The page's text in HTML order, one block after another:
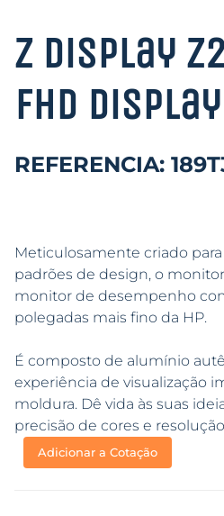
Z Display
FHD
REFERENCIA:
Meticulosamente criado
padrões de design, o monitor
monitor de desempenho
polegadas mais fino da HP.
É composto de alumínio
experiência de visualização
moldura. Dê vida às suas
precisão de cores e
Adicionar a Cotação